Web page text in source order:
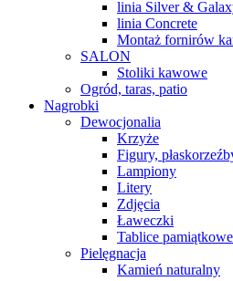
linia Silver &
linia Concrete
Montaż fornirów
SALON
Stoliki kawowe
Ogród, taras, patio
Nagrobki
Dewocjonalia
Krzyże
Figury,
Lampiony
Litery
Zdjęcia
Ławeczki
Tablice pamiątkowe
Pielęgnacja
Kamień naturalny